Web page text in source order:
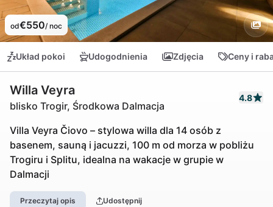
od€550/ noc
Układ pokoi Udogodnienia Zdjęcia Ceny i
Willa Veyra
blisko Trogir, Środkowa Dalmacja
4.8
Villa Veyra Čiovo – stylowa willa dla 14 osób z
basenem, sauną i jacuzzi, 100 m od morza w pobliżu
Trogiru i Splitu, idealna na wakacje w grupie w
Dalmacji
Przeczytaj opis Udostępnij